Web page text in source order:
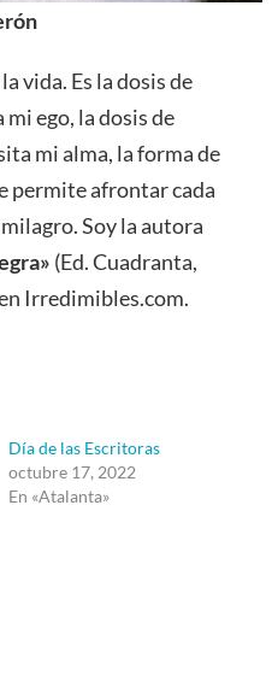
vida. Es la dosis de
ego, la dosis de
mi alma, la forma de
permite afrontar cada
Soy la autora
(Ed. Cuadranta,
Irredimibles.com.
Día de las Escritoras
octubre 17, 2022
En «Atalanta»